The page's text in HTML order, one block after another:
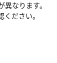
なります。
ださい。